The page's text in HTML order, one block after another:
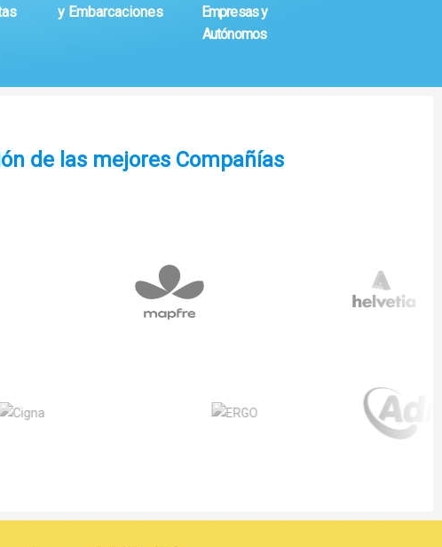
y Embarcaciones
Empresas y
Autónomos
de las mejores Compañías